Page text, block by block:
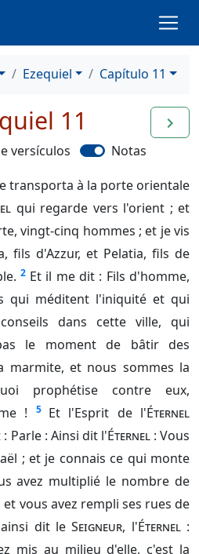
Ezequiel Capítulo 11
navigate_next
11
versículos Notas
transporta à la porte orientale
qui regarde vers l'orient ; et
vingt-cinq hommes ; et je vis
fils d'Azzur, et Pelatia, fils de
2 Et il me dit : Fils d'homme,
qui méditent l'iniquité et qui
dans cette ville, qui
le moment de bâtir des
marmite, et nous sommes la
prophétise contre eux,
!
5 Et l'Esprit de l'Éternel
Parle : Ainsi dit l'Éternel: Vous
; et je connais ce qui monte
avez multiplié le nombre de
vous avez rempli ses rues de
ainsi dit leSeigneur, l'Éternel:
mis au milieu d'elle, c'est la